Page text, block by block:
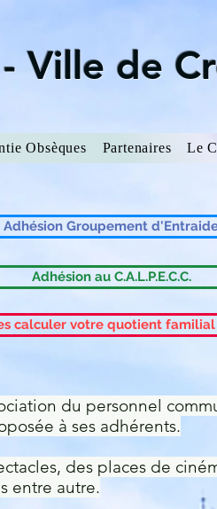
Ville de
Obsèques Partenaires Le
du personnel
à ses adhérents.
des places de
entre autre.
Adhésion Groupement
Adhésion au C.A.L.P.E.C.C.
calculer votre quotient familial